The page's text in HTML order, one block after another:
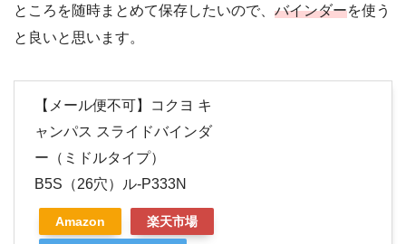
ところを随時まとめて保存したいので、 バインダーを使う
と良いと思います。
【メール便不可】コクヨ キ
ャンパス スライドバインダ
ー（ミドルタイプ）
B5S（26穴）ル-P333N
Amazon 楽天市場